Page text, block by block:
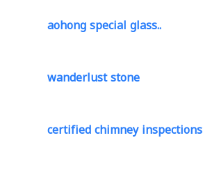
aohong special glass..
wanderlust stone
certified chimney inspections